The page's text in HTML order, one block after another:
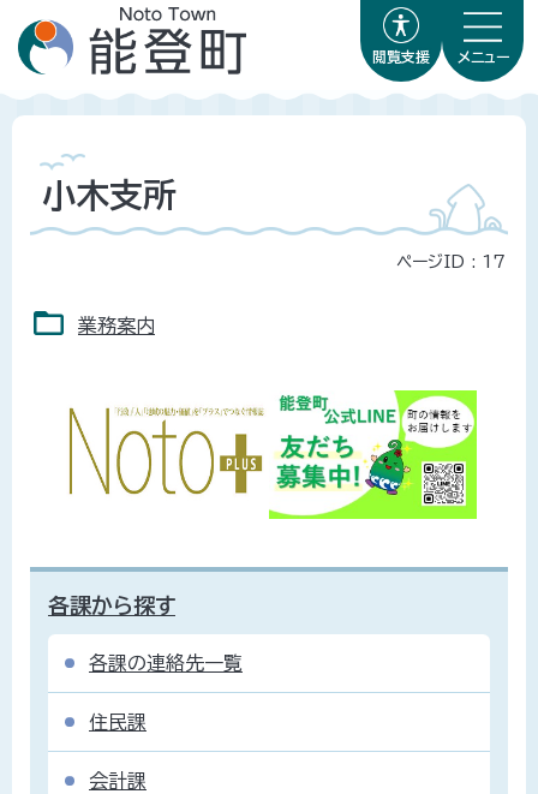
閲覧支援 メニュー
小木支所
ページID : 17
業務案内
各課から探す
各課の連絡先一覧
住民課
会計課